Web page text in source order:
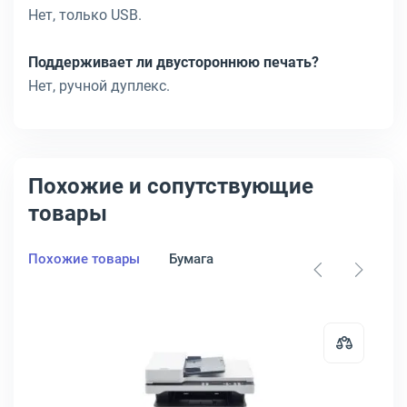
Нет, только USB.
Поддерживает ли двустороннюю печать?
Нет, ручной дуплекс.
Похожие и сопутствующие
товары
Похожие товары Бумага